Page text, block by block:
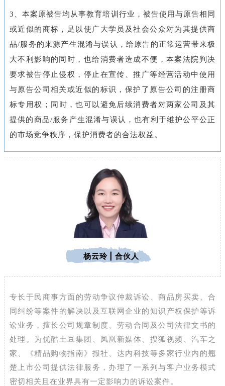
3、本案原被告均从事教育培训行业，被告使用与原告相同
或近似的商标，足以使广大学员及社会公众对为其提供商
品/服务的来源产生混淆与误认，给原告的正常运营带来极
大不利影响的同时，也给消费者造成不便，本案法院判决
要求被告停止侵权，停止在宣传、推广等经营活动中使用
与原告公司相关或近似的标识，保护了原告公司的注册商
标专用权；同时，也可以避免后续消费者对两家公司及其
提供的商品/服务产生混淆与误认，也有利于维护公平公正
的市场竞争秩序，保护消费者的合法权益。
杨云玲 | 合伙人
专长于民商事方面的劳动争议仲裁诉讼、商品房买卖、合
同纠纷等案件的解决以及互联网企业的知识产权保护等诉
讼业务，擅长公司规章制度、劳动合同及公司法律文书的
处理。为优酷土豆集团、凤凰新媒体、搜狐视频、汽车之
家、《精品购物指南》报社、达内科技等多家行业内的翘
楚上市公司提供法律服务，办理了一系列与客户业务模式
密切相关且在业界具有一定影响力的诉讼案件。